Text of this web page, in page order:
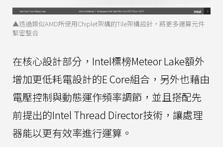
▲透過類似AMD所使用Chiplet架構的Tile架構設計，將更多運算元件
緊密整合
在核心設計部分，Intel標榜Meteor Lake額外
增加更低耗電設計的E Core組合，另外也藉由
電壓控制與動態運作頻率調節，並且搭配先
前提出的Intel Thread Director技術，讓處理
器能以更有效率進行運算。